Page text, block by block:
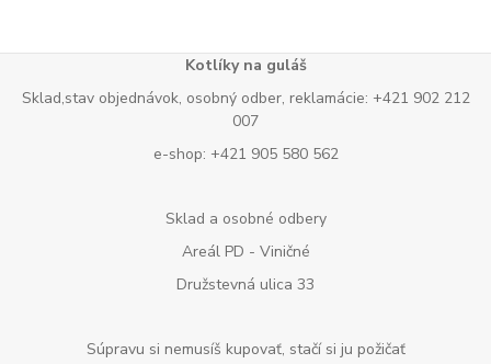
Kotlíky na guláš
Sklad,stav objednávok, osobný odber, reklamácie: +421 902 212
007
e-shop: +421 905 580 562
Sklad a osobné odbery
Areál PD - Viničné
Družstevná ulica 33
Súpravu si nemusíš kupovať, stačí si ju požičať